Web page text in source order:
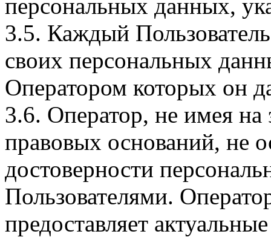
персональных данных,
3.5. Каждый
своих персональных
Оператором которых он
3.6. Оператор, не имея
правовых оснований, не
достоверности
Пользователями.
предоставляет